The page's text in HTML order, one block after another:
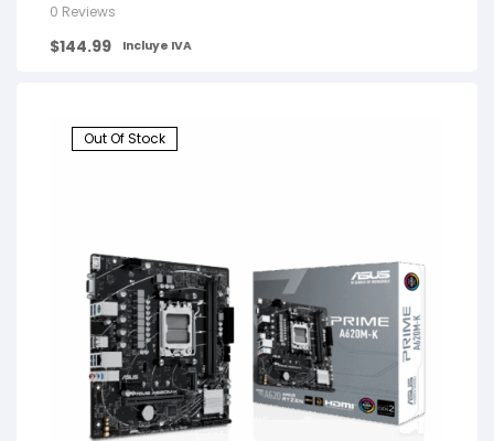
0 Reviews
$144.99 Incluye IVA
Out Of Stock